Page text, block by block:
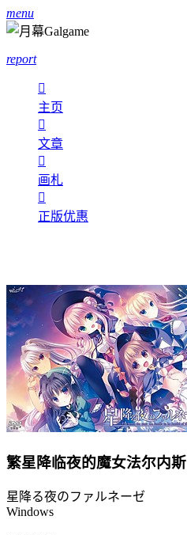
menu
report

主页

文章

画札

正版优惠
繁星降临夜的魔女法尔内斯
星降る夜のファルネーゼ
Windows